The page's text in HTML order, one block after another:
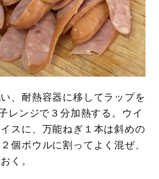
、耐熱容器に移してラップを
レンジで３分加熱する。ウイ
スに、万能ねぎ１本は斜めの
個ボウルに割ってよく混ぜ、
く。